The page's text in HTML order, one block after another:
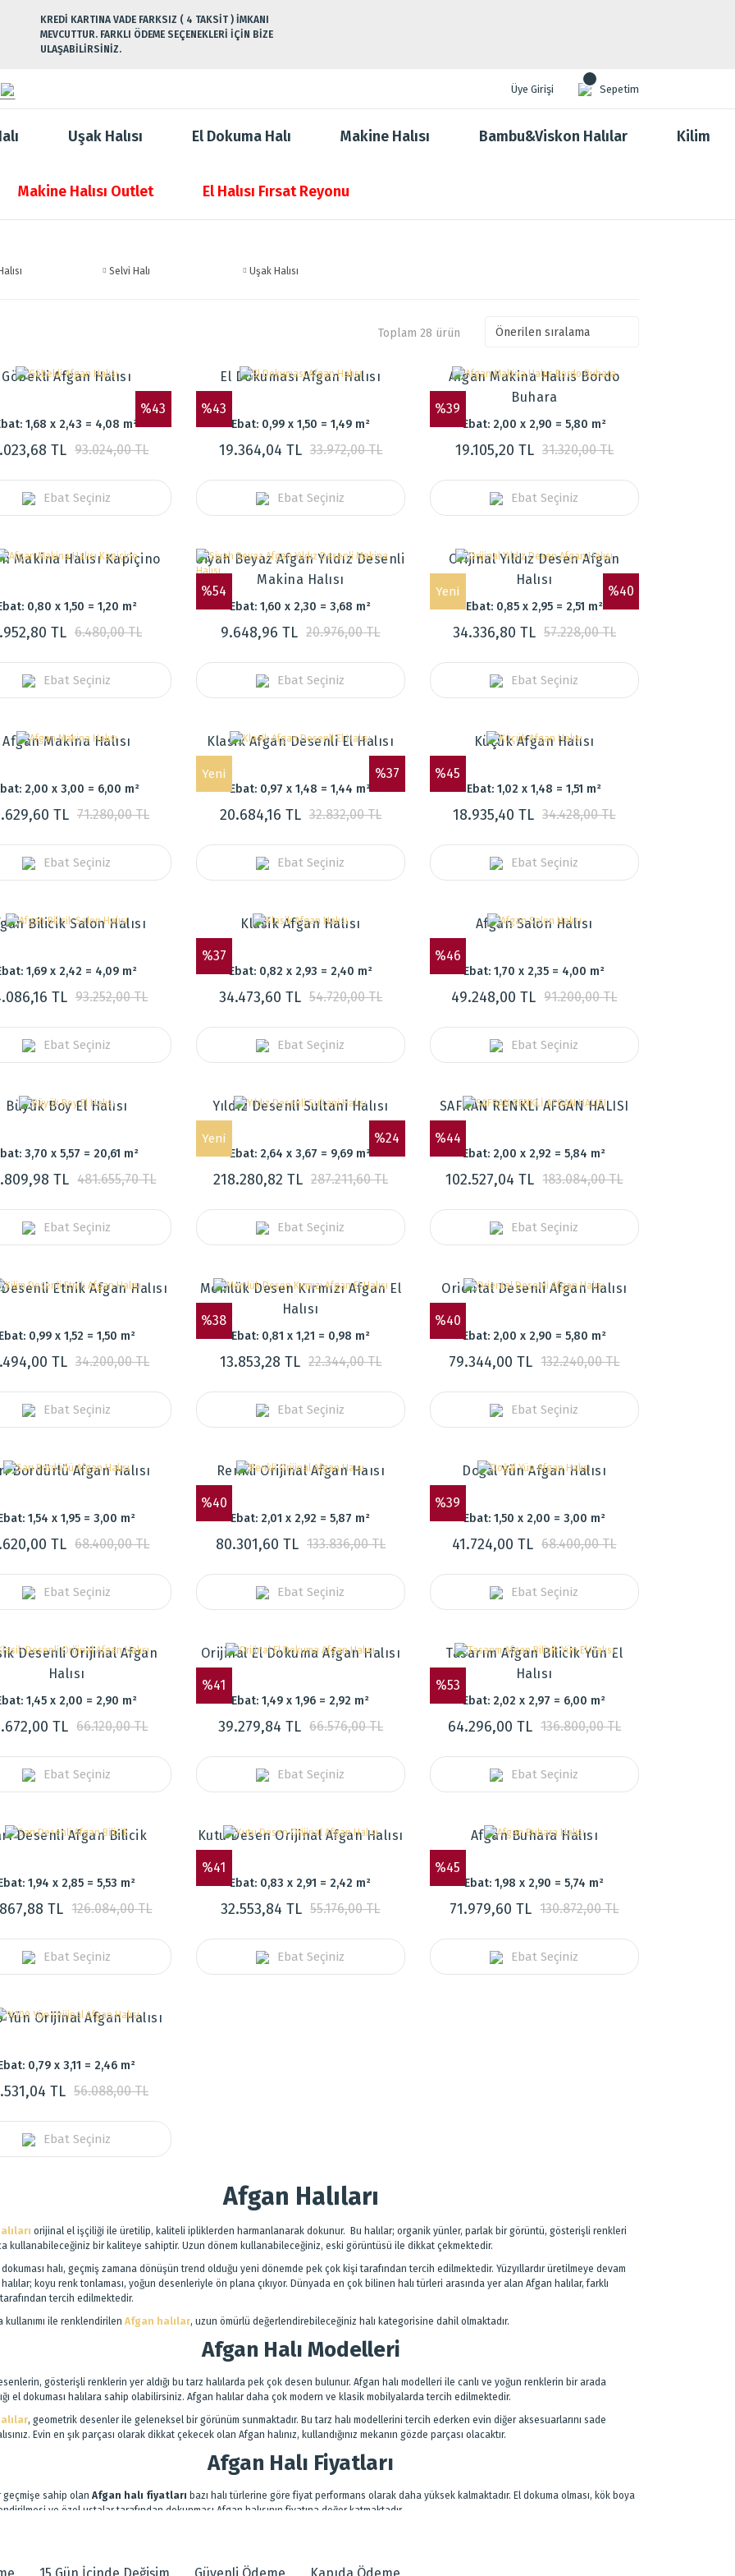
KREDİ KARTINA VADE FARKSIZ ( 4 TAKSİT ) İMKANI
MEVCUTTUR. FARKLI ÖDEME SEÇENEKLERİ İÇİN BİZE
ULAŞABİLİRSİNİZ.
Üye Girişi Sepetim
Uşak Halısı El Dokuma Halı Makine Halısı Bambu&Viskon Halılar Kilim
Makine Halısı Outlet El Halısı Fırsat Reyonu
Selvi Halı Uşak Halısı
Toplam 28 ürün
%43
Göbekli Afgan Halısı
1,68 x 2,43 = 4,08 m²
TL 93.024,00 TL
Ebat Seçiniz
%43
El Dokuması Afgan Halısı
Ebat: 0,99 x 1,50 = 1,49 m²
19.364,04 TL 33.972,00 TL
Ebat Seçiniz
%39
Afgan Makina Halııs Bordo
Buhara
Ebat: 2,00 x 2,90 = 5,80 m²
19.105,20 TL 31.320,00 TL
Ebat Seçiniz
Makina Halısı Kapiçino
0,80 x 1,50 = 1,20 m²
TL 6.480,00 TL
Ebat Seçiniz
%54
Siyah Beyaz Afgan Yıldız Desenli
Makina Halısı
Ebat: 1,60 x 2,30 = 3,68 m²
9.648,96 TL 20.976,00 TL
Ebat Seçiniz
Yeni %40
Orijinal Yıldız Desen Afgan
Halısı
Ebat: 0,85 x 2,95 = 2,51 m²
34.336,80 TL 57.228,00 TL
Ebat Seçiniz
Afgan Makina Halısı
2,00 x 3,00 = 6,00 m²
TL 71.280,00 TL
Ebat Seçiniz
Yeni %37
Klasik Afgan Desenli El Halısı
Ebat: 0,97 x 1,48 = 1,44 m²
20.684,16 TL 32.832,00 TL
Ebat Seçiniz
%45
Küçük Afgan Halısı
Ebat: 1,02 x 1,48 = 1,51 m²
18.935,40 TL 34.428,00 TL
Ebat Seçiniz
Bilicik Salon Halısı
1,69 x 2,42 = 4,09 m²
TL 93.252,00 TL
Ebat Seçiniz
%37
Klasik Afgan Halısı
Ebat: 0,82 x 2,93 = 2,40 m²
34.473,60 TL 54.720,00 TL
Ebat Seçiniz
%46
Afgan Salon Halısı
Ebat: 1,70 x 2,35 = 4,00 m²
49.248,00 TL 91.200,00 TL
Ebat Seçiniz
Büyük Boy El Halısı
3,70 x 5,57 = 20,61 m²
TL 481.655,70 TL
Ebat Seçiniz
Yeni %24
Yıldız Desenli Sultani Halısı
Ebat: 2,64 x 3,67 = 9,69 m²
218.280,82 TL 287.211,60 TL
Ebat Seçiniz
%44
SAFRAN RENKLİ AFGAN HALISI
Ebat: 2,00 x 2,92 = 5,84 m²
102.527,04 TL 183.084,00 TL
Ebat Seçiniz
Etnik Afgan Halısı
0,99 x 1,52 = 1,50 m²
TL 34.200,00 TL
Ebat Seçiniz
%38
Memlük Desen Kırmızı Afgan El
Halısı
Ebat: 0,81 x 1,21 = 0,98 m²
13.853,28 TL 22.344,00 TL
Ebat Seçiniz
%40
Oriental Desenli Afgan Halısı
Ebat: 2,00 x 2,90 = 5,80 m²
79.344,00 TL 132.240,00 TL
Ebat Seçiniz
Bordürlü Afgan Halısı
1,54 x 1,95 = 3,00 m²
TL 68.400,00 TL
Ebat Seçiniz
%40
Renkli Orijinal Afgan Haısı
Ebat: 2,01 x 2,92 = 5,87 m²
80.301,60 TL 133.836,00 TL
Ebat Seçiniz
%39
Doğal Yün Afgan Halısı
Ebat: 1,50 x 2,00 = 3,00 m²
41.724,00 TL 68.400,00 TL
Ebat Seçiniz
Desenli Orijinal Afgan
Halısı
1,45 x 2,00 = 2,90 m²
TL 66.120,00 TL
Ebat Seçiniz
%41
Orijinal El Dokuma Afgan Halısı
Ebat: 1,49 x 1,96 = 2,92 m²
39.279,84 TL 66.576,00 TL
Ebat Seçiniz
%53
Tasarım Afgan Bilicik Yün El
Halısı
Ebat: 2,02 x 2,97 = 6,00 m²
64.296,00 TL 136.800,00 TL
Ebat Seçiniz
Desenli Afgan Bilicik
1,94 x 2,85 = 5,53 m²
TL 126.084,00 TL
Ebat Seçiniz
%41
Kutu Desen Orijinal Afgan Halısı
Ebat: 0,83 x 2,91 = 2,42 m²
32.553,84 TL 55.176,00 TL
Ebat Seçiniz
%45
Afgan Buhara Halısı
Ebat: 1,98 x 2,90 = 5,74 m²
71.979,60 TL 130.872,00 TL
Ebat Seçiniz
Yün Orijinal Afgan Halısı
0,79 x 3,11 = 2,46 m²
TL 56.088,00 TL
Ebat Seçiniz
Afgan Halıları
orijinal el işçiliği ile üretilip, kaliteli ipliklerden harmanlanarak dokunur. Bu halılar; organik yünler, parlak bir görüntü, gösterişli renkleri
kullanabileceğiniz bir kaliteye sahiptir. Uzun dönem kullanabileceğiniz, eski görüntüsü ile dikkat çekmektedir.
halı, geçmiş zamana dönüşün trend olduğu yeni dönemde pek çok kişi tarafından tercih edilmektedir. Yüzyıllardır üretilmeye devam
koyu renk tonlaması, yoğun desenleriyle ön plana çıkıyor. Dünyada en çok bilinen halı türleri arasında yer alan Afgan halılar, farklı
tercih edilmektedir.
kullanımı ile renklendirilen Afgan halılar, uzun ömürlü değerlendirebileceğiniz halı kategorisine dahil olmaktadır.
Afgan Halı Modelleri
gösterişli renklerin yer aldığı bu tarz halılarda pek çok desen bulunur. Afgan halı modelleri ile canlı ve yoğun renklerin bir arada
el dokuması halılara sahip olabilirsiniz. Afgan halılar daha çok modern ve klasik mobilyalarda tercih edilmektedir.
, geometrik desenler ile geleneksel bir görünüm sunmaktadır. Bu tarz halı modellerini tercih ederken evin diğer aksesuarlarını sade
Evin en şık parçası olarak dikkat çekecek olan Afgan halınız, kullandığınız mekanın gözde parçası olacaktır.
Afgan Halı Fiyatları
geçmişe sahip olan Afgan halı fiyatları bazı halı türlerine göre fiyat performans olarak daha yüksek kalmaktadır. El dokuma olması, kök boya
ve özel ustalar tarafından dokunması Afgan halısının fiyatına değer katmaktadır.